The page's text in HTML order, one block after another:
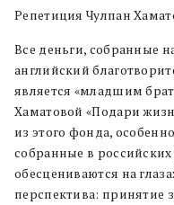
Репетиция Чулпан
Все деньги, собранные
английский
является «младшим
Хаматовой «Подари
из этого фонда,
собранные в
обесцениваются на
перспектива: принятие